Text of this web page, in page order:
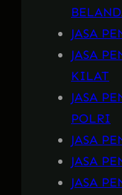
JASA
JASA
KILAT
JASA
POLRI
JASA
JASA
JASA